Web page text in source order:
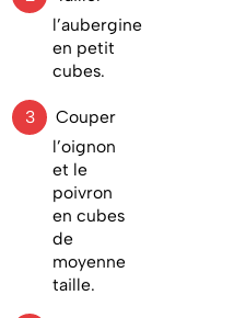
l’aubergine
en petit
cubes.
Couper
l’oignon
et le
poivron
en cubes
de
moyenne
taille.